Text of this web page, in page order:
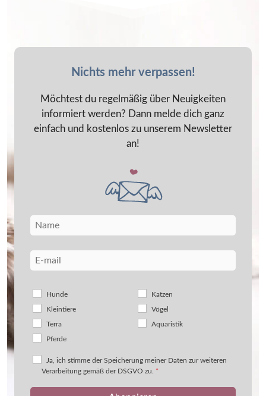
Nichts mehr verpassen!
Möchtest du regelmäßig über Neuigkeiten
informiert werden? Dann melde dich ganz
einfach und kostenlos zu unserem Newsletter
an!
Hunde
Kleintiere
Terra
Pferde
Katzen
Vögel
Aquaristik
Ja, ich stimme der Speicherung meiner Daten zur weiteren
Verarbeitung gemäß der DSGVO zu. *